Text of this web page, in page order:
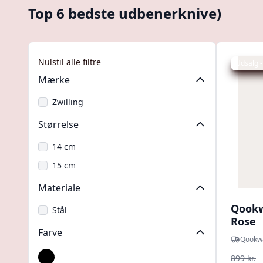
Top 6 bedste udbenerknive)
Nulstil alle filtre
Mærke
Zwilling
Størrelse
14 cm
15 cm
Materiale
Stål
Farve
Rose
899 kr.